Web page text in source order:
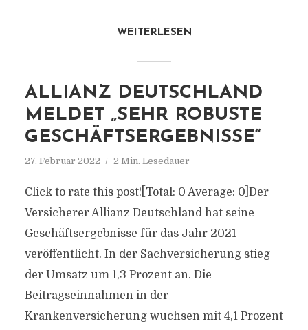
WEITERLESEN
ALLIANZ DEUTSCHLAND
MELDET „SEHR ROBUSTE
GESCHÄFTSERGEBNISSE“
27. Februar 2022 2 Min. Lesedauer
Click to rate this post![Total: 0 Average: 0]Der
Versicherer Allianz Deutschland hat seine
Geschäftsergebnisse für das Jahr 2021
veröffentlicht. In der Sachversicherung stieg
der Umsatz um 1,3 Prozent an. Die
Beitragseinnahmen in der
Krankenversicherung wuchsen mit 4,1 Prozent